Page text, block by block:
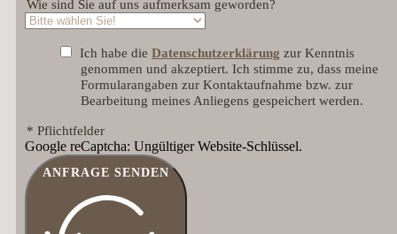
Wie sind Sie auf uns aufmerksam geworden?
Ich habe die Datenschutzerklärung zur Kenntnis
genommen und akzeptiert. Ich stimme zu, dass meine
Formularangaben zur Kontaktaufnahme bzw. zur
Bearbeitung meines Anliegens gespeichert werden.
* Pflichtfelder
Google reCaptcha: Ungültiger Website-Schlüssel.
ANFRAGE SENDEN